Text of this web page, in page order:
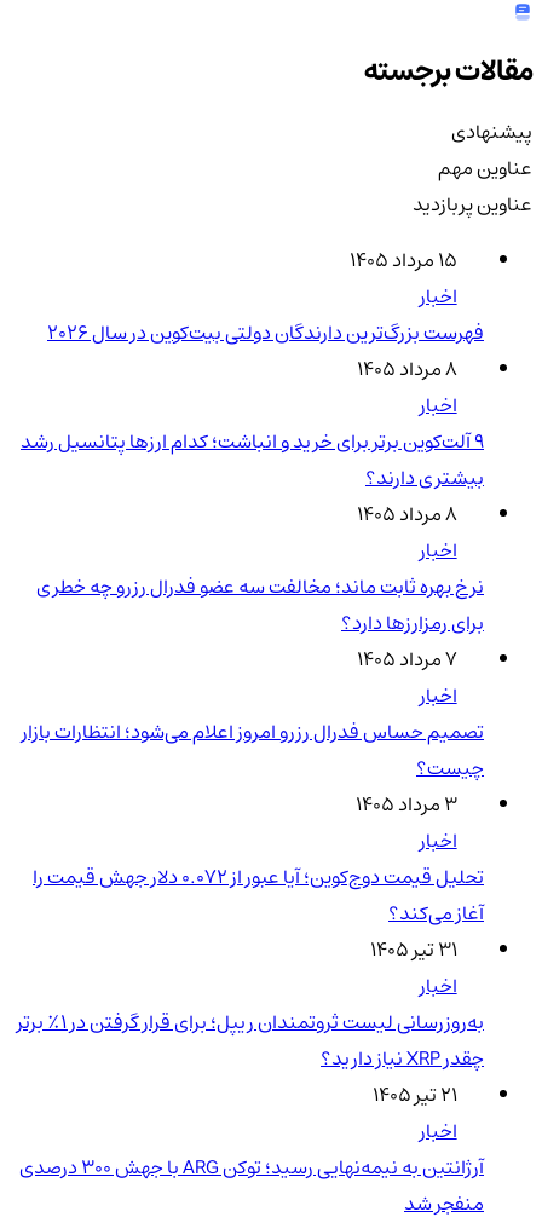
مقالات برجسته
پیشنهادی
عناوین مهم
عناوین پربازدید
۱۵ مرداد ۱۴۰۵
اخبار
فهرست بزرگ‌ترین دارندگان دولتی بیت‌کوین در سال 2026
۸ مرداد ۱۴۰۵
اخبار
۹ آلت‌کوین برتر برای خرید و انباشت؛ کدام ارزها پتانسیل رشد
بیشتری دارند؟
۸ مرداد ۱۴۰۵
اخبار
نرخ بهره ثابت ماند؛ مخالفت سه عضو فدرال رزرو چه خطری
برای رمزارزها دارد؟
۷ مرداد ۱۴۰۵
اخبار
تصمیم حساس فدرال رزرو امروز اعلام می‌شود؛ انتظارات بازار
چیست؟
۳ مرداد ۱۴۰۵
اخبار
تحلیل قیمت دوج‌کوین؛ آیا عبور از ۰.۰۷۲ دلار جهش قیمت را
آغاز می‌کند؟
۳۱ تیر ۱۴۰۵
اخبار
به‌روزرسانی لیست ثروتمندان ریپل؛ برای قرار گرفتن در ۱٪ برتر
چقدر XRP نیاز دارید؟
۲۱ تیر ۱۴۰۵
اخبار
آرژانتین به نیمه‌نهایی رسید؛ توکن ARG با جهش ۳۰۰ درصدی
منفجر شد